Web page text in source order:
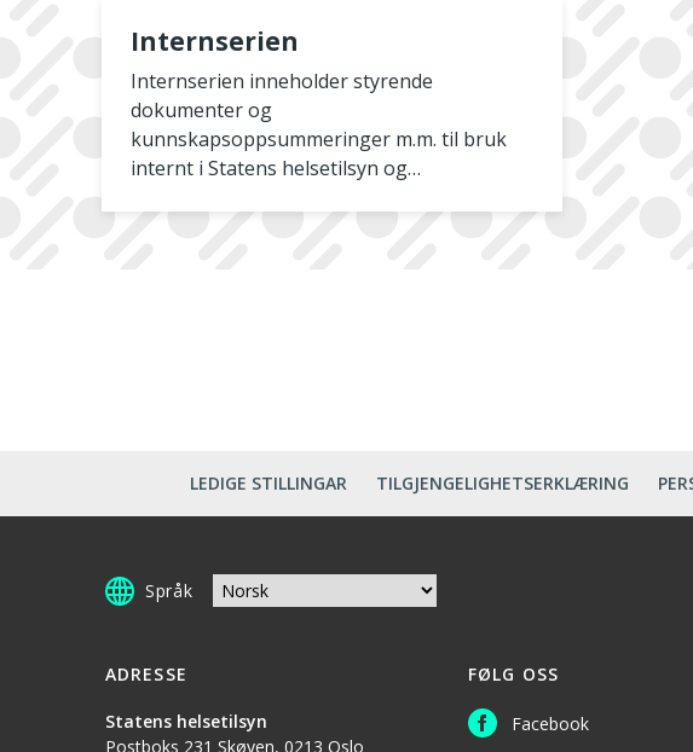
Internserien
Internserien inneholder styrende
dokumenter og
kunnskapsoppsummeringer m.m. til bruk
internt i Statens helsetilsyn og
i serien publiseres her på nett
LEDIGE STILLINGAR TILGJENGELIGHETSERKLÆRING
Språk
ADRESSE
Statens helsetilsyn
Postboks 231 Skøyen, 0213 Oslo
FØLG OSS
Facebook